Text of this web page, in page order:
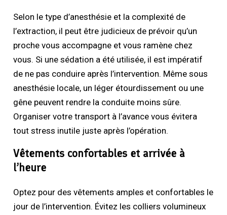
Selon le type d’anesthésie et la complexité de
l’extraction, il peut être judicieux de prévoir qu’un
proche vous accompagne et vous ramène chez
vous. Si une sédation a été utilisée, il est impératif
de ne pas conduire après l’intervention. Même sous
anesthésie locale, un léger étourdissement ou une
gêne peuvent rendre la conduite moins sûre.
Organiser votre transport à l’avance vous évitera
tout stress inutile juste après l’opération.
Vêtements confortables et arrivée à
l’heure
Optez pour des vêtements amples et confortables le
jour de l’intervention. Évitez les colliers volumineux